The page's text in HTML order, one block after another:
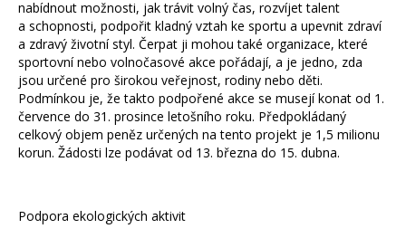
nabídnout možnosti, jak trávit volný čas, rozvíjet talent
a schopnosti, podpořit kladný vztah ke sportu a upevnit zdraví
a zdravý životní styl. Čerpat ji mohou také organizace, které
sportovní nebo volnočasové akce pořádají, a je jedno, zda
jsou určené pro širokou veřejnost, rodiny nebo děti.
Podmínkou je, že takto podpořené akce se musejí konat od 1.
července do 31. prosince letošního roku. Předpokládaný
celkový objem peněz určených na tento projekt je 1,5 milionu
korun. Žádosti lze podávat od 13. března do 15. dubna.
Podpora ekologických aktivit